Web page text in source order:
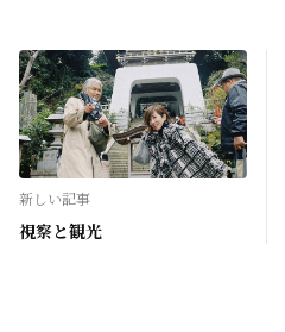
新しい記事
視察と観光